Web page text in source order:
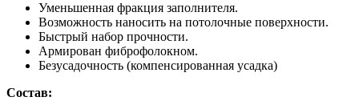
Уменьшенная фракция заполнителя.
Возможность наносить на потолочные поверхности.
Быстрый набор прочности.
Армирован фиброфолокном.
Безусадочность (компенсированная усадка)
Состав: